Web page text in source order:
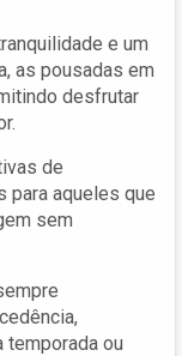
e um
as pousadas em
desfrutar
de
para aqueles que
sem
ou